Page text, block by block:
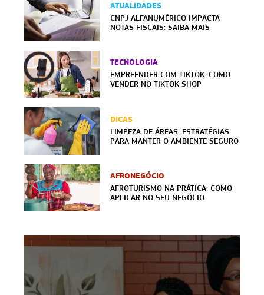
ATUALIDADES
CNPJ ALFANUMÉRICO IMPACTA
NOTAS FISCAIS: SAIBA MAIS
TECNOLOGIA
EMPREENDER COM TIKTOK: COMO
VENDER NO TIKTOK SHOP
DICAS
LIMPEZA DE ÁREAS: ESTRATÉGIAS
PARA MANTER O AMBIENTE SEGURO
AFRONEGÓCIO
AFROTURISMO NA PRÁTICA: COMO
APLICAR NO SEU NEGÓCIO